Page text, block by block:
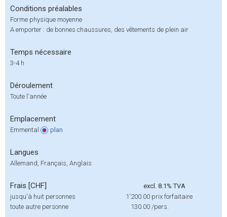
Conditions préalables
Forme physique moyenne
A emporter : de bonnes chaussures, des vêtements de plein air
Temps nécessaire
3-4 h
Déroulement
Toute l'année
Emplacement
Emmental plan
Langues
Allemand, Français, Anglais
Frais [CHF]
excl. 8.1% TVA
jusqu'à huit personnes
1'200.00 prix forfaitaire
toute autre personne
130.00 /pers.